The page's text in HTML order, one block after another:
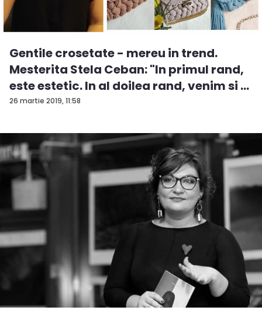
26 martie 2019, 11:58
Gentile crosetate - mereu in trend.
Mesterita Stela Ceban: "In primul rand,
este estetic. In al doilea rand, venim si ...